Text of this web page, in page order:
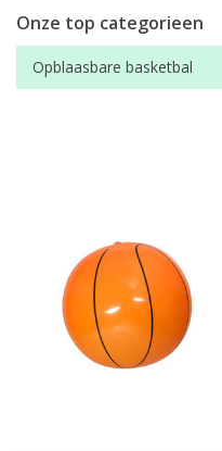
Onze top categorieen
Opblaasbare basketbal